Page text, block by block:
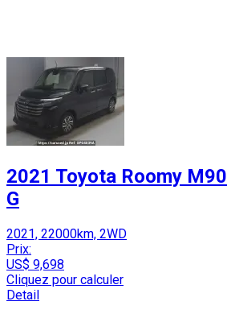
2021 Toyota Roomy
G
2021, 22000km, 2WD
Prix:
US$ 9,698
Cliquez pour calculer
Detail